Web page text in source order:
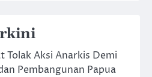
Tolak Aksi Anarkis Demi
Pembangunan Papua